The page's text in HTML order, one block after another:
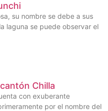
su nombre se debe a sus
laguna se puede observar el
Chilla
con exuberante
por el nombre del